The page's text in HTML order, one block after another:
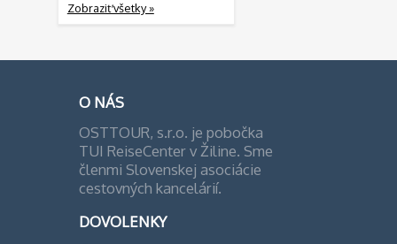
Zobraziť všetky »
O NÁS
OSTTOUR, s.r.o. je pobočka
TUI ReiseCenter v Žiline. Sme
členmi Slovenskej asociácie
cestovných kancelárií.
DOVOLENKY